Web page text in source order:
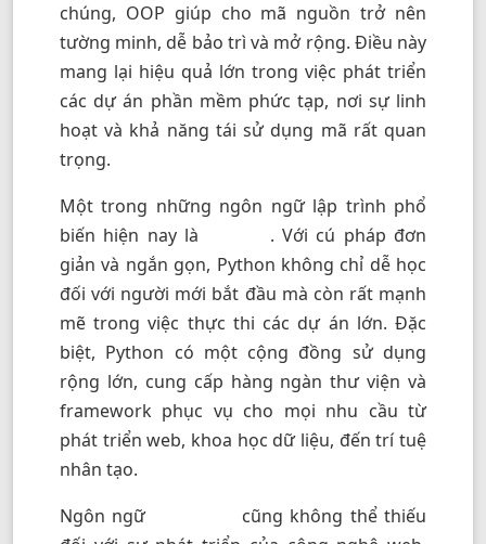
chúng, OOP giúp cho mã nguồn trở nên
tường minh, dễ bảo trì và mở rộng. Điều này
mang lại hiệu quả lớn trong việc phát triển
các dự án phần mềm phức tạp, nơi sự linh
hoạt và khả năng tái sử dụng mã rất quan
trọng.
Một trong những ngôn ngữ lập trình phổ
biến hiện nay là
. Với cú pháp đơn
giản và ngắn gọn, Python không chỉ dễ học
đối với người mới bắt đầu mà còn rất mạnh
mẽ trong việc thực thi các dự án lớn. Đặc
biệt, Python có một cộng đồng sử dụng
rộng lớn, cung cấp hàng ngàn thư viện và
framework phục vụ cho mọi nhu cầu từ
phát triển web, khoa học dữ liệu, đến trí tuệ
nhân tạo.
Ngôn ngữ
cũng không thể thiếu